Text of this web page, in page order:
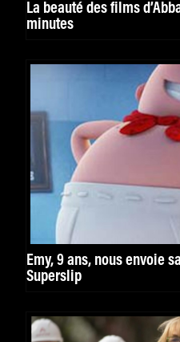
La beauté des films
minutes
Emy, 9 ans, nous envoie
Superslip